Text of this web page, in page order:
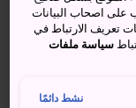
المزهرة في
تزامنت زيارتك مع
برج طوكيو
على اصحاب البيانات
تعريف الارتباط في
سياسة ملفات
نشط دائمًا